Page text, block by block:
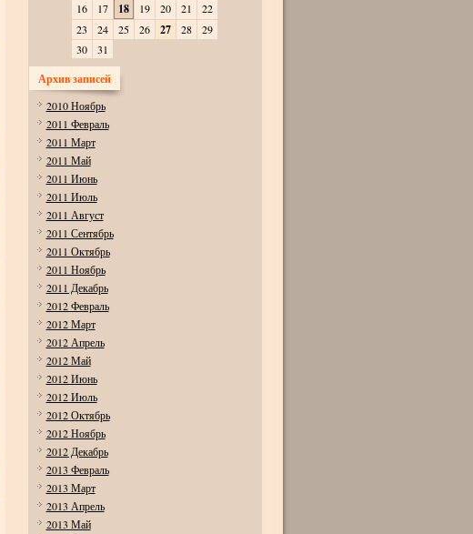
16
17 18 19 20 21
22
23
24 25 26 27 28
29
30
31
Архив записей
2010 Ноябрь
2011 Февраль
2011 Март
2011 Май
2011 Июнь
2011 Июль
2011 Август
2011 Сентябрь
2011 Октябрь
2011 Ноябрь
2011 Декабрь
2012 Февраль
2012 Март
2012 Апрель
2012 Май
2012 Июнь
2012 Июль
2012 Октябрь
2012 Ноябрь
2012 Декабрь
2013 Февраль
2013 Март
2013 Апрель
2013 Май